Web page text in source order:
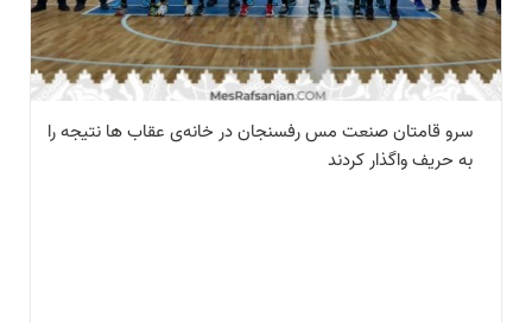
سرو قامتان صنعت مس رفسنجان در خانه‌ی عقاب ها نتیجه را
به حریف واگذار کردند